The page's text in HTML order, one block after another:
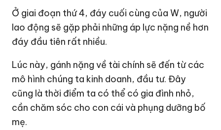
Ở giai đoạn thứ 4, đáy cuối cùng của W, người
lao động sẽ gặp phải những áp lực nặng nề hơn
đáy đầu tiên rất nhiều.
Lúc này, gánh nặng về tài chính sẽ đến từ các
mô hình chúng ta kinh doanh, đầu tư. Đây
cũng là thời điểm ta có thể có gia đình nhỏ,
cần chăm sóc cho con cái và phụng dưỡng bố
mẹ.